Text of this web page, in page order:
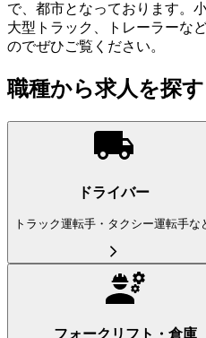
で、都市となっております。
大型トラック、トレーラーな
のでぜひご覧ください。
職種から求人を探す
ドライバー
トラック運転手・タクシー運転手な
フォークリフト・倉庫